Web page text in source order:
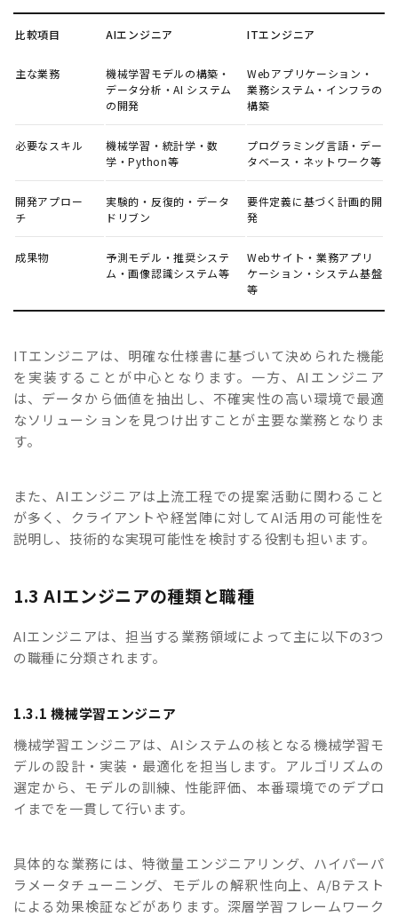
比較項目 AIエンジニア ITエンジニア
主な業務
機械学習モデルの構築・
データ分析・AI システム
の開発
Webアプリケーション・
業務システム・インフラの
構築
必要なスキル
機械学習・統計学・数
学・Python等
プログラミング言語・デー
タベース・ネットワーク等
開発アプロー
チ
実験的・反復的・データ
ドリブン
要件定義に基づく計画的開
発
成果物
予測モデル・推奨システ
ム・画像認識システム等
Webサイト・業務アプリ
ケーション・システム基盤
等
ITエンジニアは、明確な仕様書に基づいて決められた機能
を実装することが中心となります。一方、AIエンジニア
は、データから価値を抽出し、不確実性の高い環境で最適
なソリューションを見つけ出すことが主要な業務となりま
す。
また、AIエンジニアは上流工程での提案活動に関わること
が多く、クライアントや経営陣に対してAI活用の可能性を
説明し、技術的な実現可能性を検討する役割も担います。
1.3 AIエンジニアの種類と職種
AIエンジニアは、担当する業務領域によって主に以下の3つ
の職種に分類されます。
1.3.1 機械学習エンジニア
機械学習エンジニアは、AIシステムの核となる機械学習モ
デルの設計・実装・最適化を担当します。アルゴリズムの
選定から、モデルの訓練、性能評価、本番環境でのデプロ
イまでを一貫して行います。
具体的な業務には、特徴量エンジニアリング、ハイパーパ
ラメータチューニング、モデルの解釈性向上、A/Bテスト
による効果検証などがあります。深層学習フレームワーク